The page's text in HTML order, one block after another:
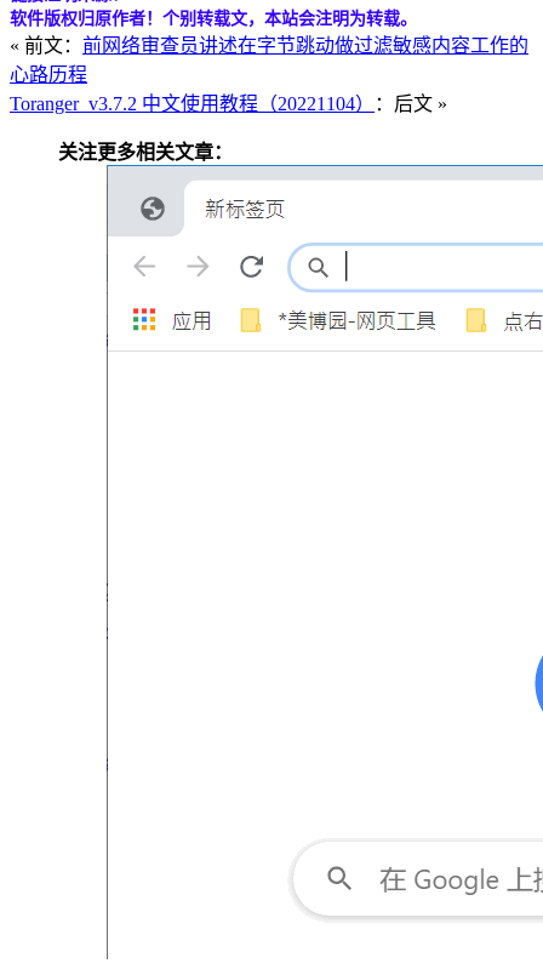
软件版权归原作者！个别转载文，本站会注明为转载。
« 前文： 前网络审查员讲述在字节跳动做过滤敏感内容工作的
心路历程
Toranger_v3.7.2 中文使用教程（20221104）
：后文 »
关注更多相关文章：